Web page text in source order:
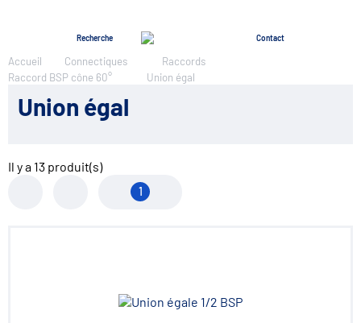
Recherche Contact
Accueil Connectiques
Raccords
Raccord BSP cône 60°
Union égal
Union égal
Il y a 13 produit(s)
1